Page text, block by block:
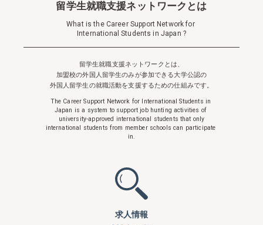
留学生就職支援ネットワークとは
What is the Career Support Network for
International Students in Japan ?
留学生就職支援ネットワークとは、
加盟校の外国人留学生のみが参加できる大学公認の
外国人留学生の就職活動を支援するための仕組みです。
The Career Support Network for International Students in
Japan is a system to supportjob hunting activities of
university-approved international students that only
international students from member schools can participate
in.
求人情報